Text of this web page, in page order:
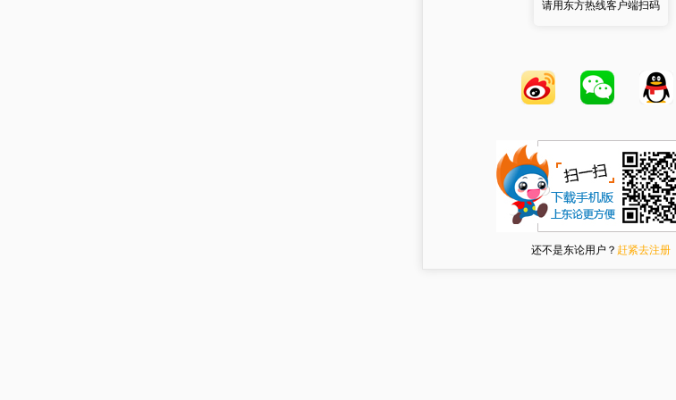
请用东方热线客户端扫码
还不是东论用户？ 赶紧去注册